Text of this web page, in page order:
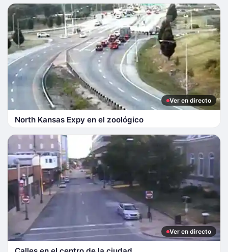
Ver en directo
North Kansas Expy en el zoológico
Ver en directo